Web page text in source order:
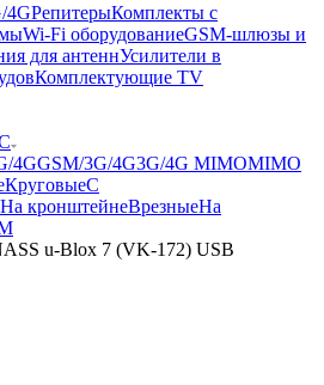
4GРепитерыКомплекты с
Wi-Fi оборудованиеGSM-шлюзы и
для антеннУсилители в
Комплектующие TV
4GGSM/3G/4G3G/4G MIMOMIMO
КруговыеС
На кронштейнеВрезныеНа
u‑Blox 7 (VK‑172) USB